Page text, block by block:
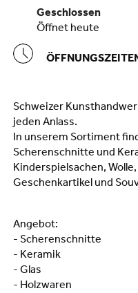
geschlossen
öffnet heute
Schweizer
jeden Anlass.
In unserem Sortiment
Scherenschnitte und
Kinderspielsachen,
Geschenkartikel und
Angebot:
- Scherenschnitte
- Keramik
- Glas
- Holzwaren